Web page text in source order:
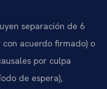
separación de 6
con acuerdo firmado) o
por culpa
de espera),